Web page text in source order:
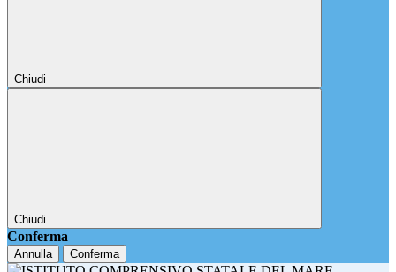
Chiudi
Chiudi
Conferma
Annulla Conferma